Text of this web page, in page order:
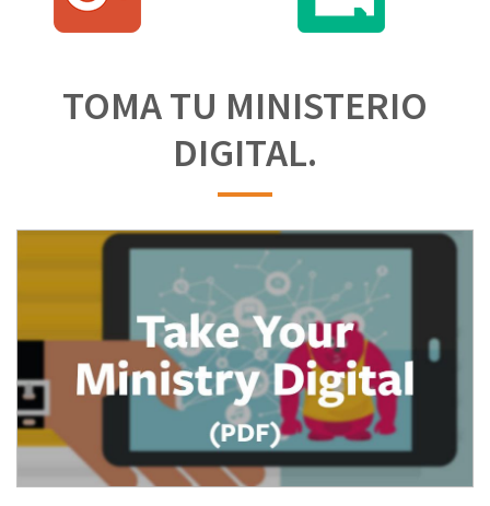
TOMA TU MINISTERIO
DIGITAL.